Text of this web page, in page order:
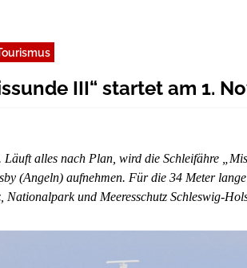
III“ startet am 1.
alles nach Plan, wird die Schleifähre
(Angeln) aufnehmen. Für die 34 Meter
Nationalpark und Meeresschutz Schleswig-